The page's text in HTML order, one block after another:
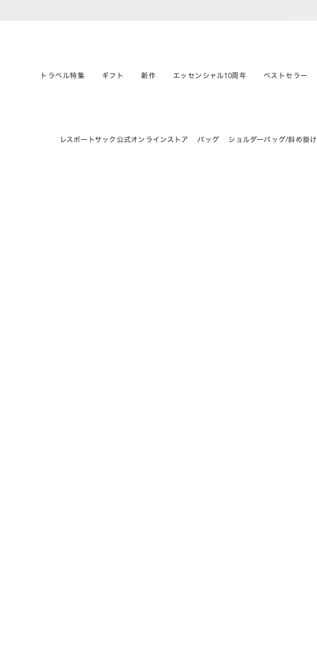
トラベル特集 ギフト 新作 エッセンシャル10周年 ベストセラー
レスポートサック公式オンラインストア バッグ ショルダーバッグ/斜め掛け